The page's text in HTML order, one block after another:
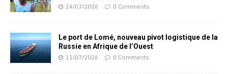
14/07/2026 0 Comments
Le port de Lomé, nouveau pivot logistique de la
Russie en Afrique de l’Ouest
11/07/2026 0 Comments